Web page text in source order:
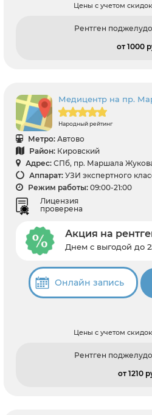
Цены с учетом
Рентген
от 1000
Медицентр на пр.
Народный рейтинг
Метро: Автово
Район: Кировский
Адрес: СПб, пр. Маршала
Аппарат: УЗИ экспертного
Режим работы: 09:00-21:00
Лицензия
проверена
Акция на
Днем с выгодой до
Онлайн запись
Цены с учетом
Рентген
от 1210